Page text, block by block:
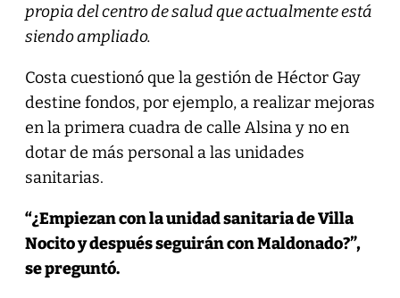
propia del centro de salud que actualmente está
siendo ampliado.
Costa cuestionó que la gestión de Héctor Gay
destine fondos, por ejemplo, a realizar mejoras
en la primera cuadra de calle Alsina y no en
dotar de más personal a las unidades
sanitarias.
“¿Empiezan con la unidad sanitaria de Villa
Nocito y después seguirán con Maldonado?”,
se preguntó.